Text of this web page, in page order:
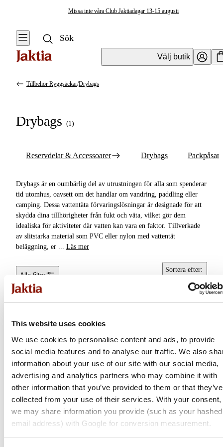
This website uses cookies
We use cookies to personalise content and ads, to provide
social media features and to analyse our traffic. We also
information about your use of our site with our social media,
advertising and analytics partners who may combine it with
other information that you’ve provided to them or that they’ve
collected from your use of their services. With your consent,
we may share information you provide (such as your hashed
email address) with Google for conversion measurement.
Missa inte våra Club Jaktiadagar 13-15 augusti
Välj butik
Elektronikfodral
Duffelbags
Ryggsäckar
Övrig Förvaring &
Väskor
Käng- &
Stövelväskor
Kylväskor &
Kylboxar
Tygpåsar
Ryggsäckar
Vardagsryggsäckar
Vattentäta ryggsäckar
Vandringsryggsäckar
Tillbehör ryggsäckar
Tillbehör Ryggsäckar/Drybags
Drybags (1)
Reservdelar & Accessoarer Drybags Packpåsar
Drybags är en oumbärlig del av utrustningen för alla som spenderar
tid utomhus, oavsett om det handlar om vandring, paddling eller
camping. Dessa vattentäta förvaringslösningar är designade för att
skydda dina tillhörigheter från fukt och väta, vilket gör dem
idealiska för aktiviteter där vatten kan vara en faktor. Tillverkade
av slitstarka material som PVC eller nylon med vattentät
beläggning, er ... Läs mer
Alla filter
Sortera efter:
Fjällräven
Samlaren Pack Bags |
Assorted